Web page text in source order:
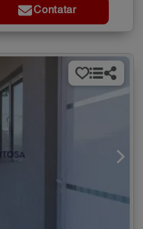
Contatar